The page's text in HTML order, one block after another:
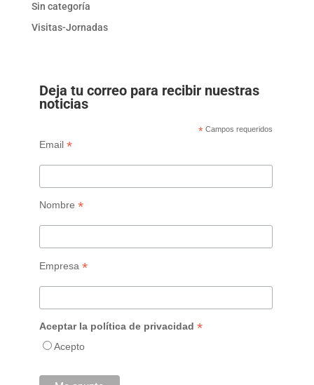
Sin categoría
Visitas-Jornadas
Deja tu correo para recibir nuestras
noticias
* Campos requeridos
Email *
Nombre *
Empresa *
Aceptar la política de privacidad *
Acepto